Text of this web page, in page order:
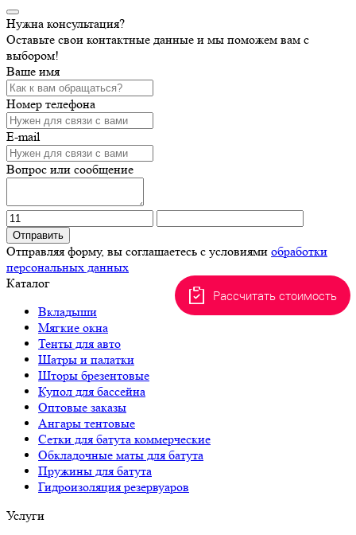
Нужна консультация?
Оставьте свои контактные данные и мы поможем вам с
выбором!
Ваше имя
Номер телефона
E-mail
Вопрос или сообщение
Отправить
Отправляя форму, вы соглашаетесь с условиями обработки
персональных данных
Каталог
Тенты для авто
Купол для бассейна
Оптовые заказы
Ангары тентовые
Сетки для батута коммерческие
Обкладочные маты для батута
Пружины для батута
Гидроизоляция резервуаров
Услуги
Рассчитать стоимость